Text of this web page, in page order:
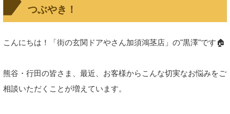
つぶやき！
こんにちは！「街の玄関ドアやさん加須鴻茎店」の"黒澤"です🏠
熊谷・行田の皆さま、最近、お客様からこんな切実なお悩みをご
相談いただくことが増えています。